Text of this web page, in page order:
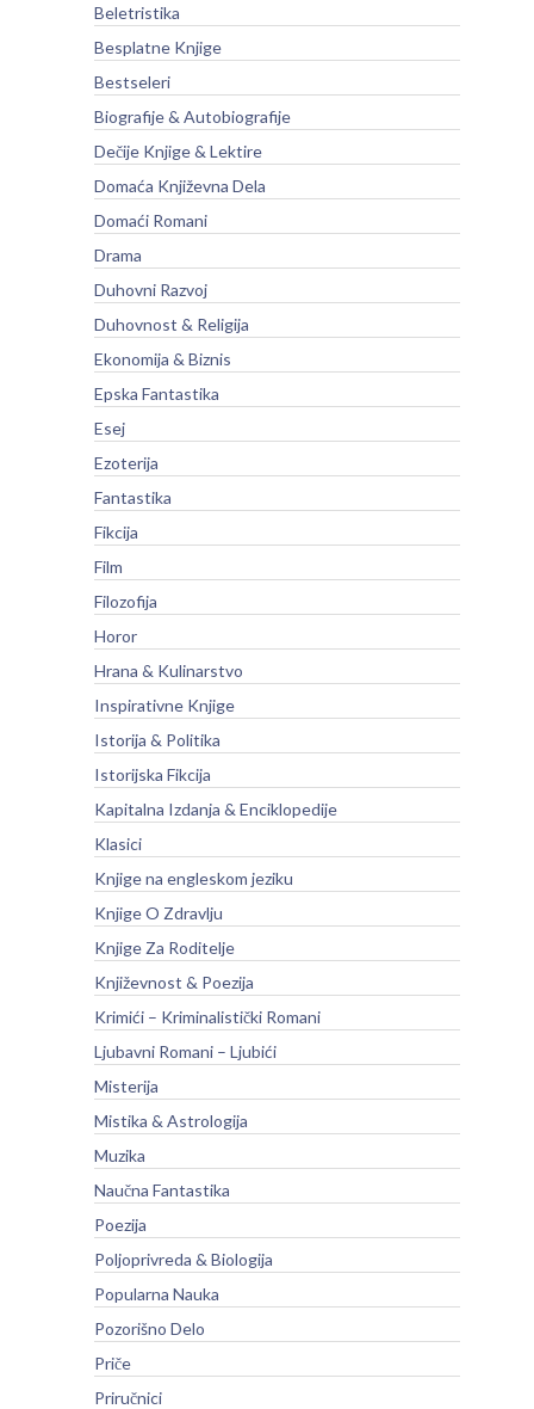
Beletristika
Besplatne Knjige
Bestseleri
Biografije & Autobiografije
Dečije Knjige & Lektire
Domaća Književna Dela
Domaći Romani
Drama
Duhovni Razvoj
Duhovnost & Religija
Ekonomija & Biznis
Epska Fantastika
Esej
Ezoterija
Fantastika
Fikcija
Film
Filozofija
Horor
Hrana & Kulinarstvo
Inspirativne Knjige
Istorija & Politika
Istorijska Fikcija
Kapitalna Izdanja & Enciklopedije
Klasici
Knjige na engleskom jeziku
Knjige O Zdravlju
Knjige Za Roditelje
Književnost & Poezija
Krimići – Kriminalistički Romani
Ljubavni Romani – Ljubići
Misterija
Mistika & Astrologija
Muzika
Naučna Fantastika
Poezija
Poljoprivreda & Biologija
Popularna Nauka
Pozorišno Delo
Priče
Priručnici